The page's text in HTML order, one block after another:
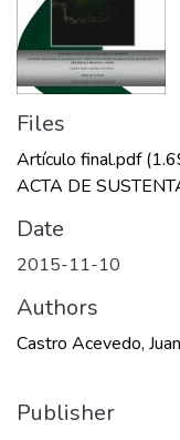
Files
Artículo final.pdf
ACTA DE
Date
2015-11-10
Authors
Castro Acevedo,
Publisher